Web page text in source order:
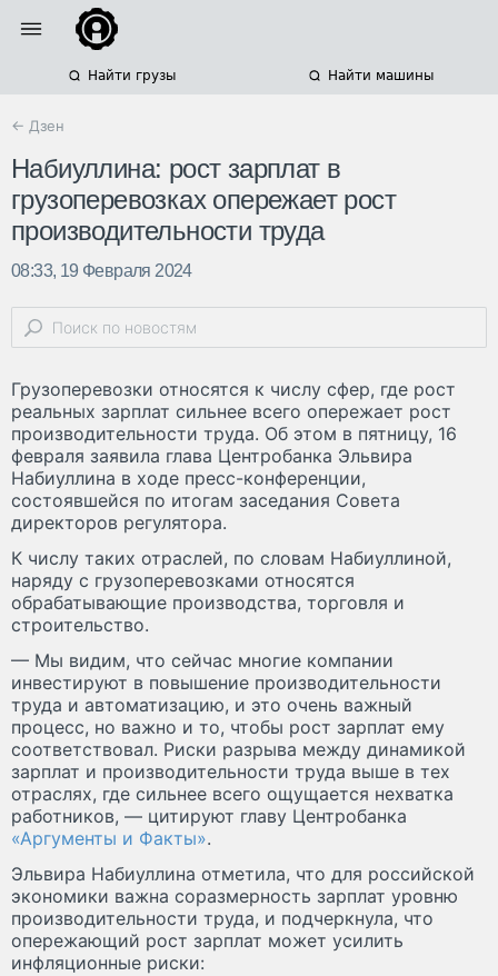
Найти грузы Найти машины
← Дзен
Набиуллина: рост зарплат в
грузоперевозках опережает рост
производительности труда
08:33, 19 Февраля 2024
Грузоперевозки относятся к числу сфер, где рост
реальных зарплат сильнее всего опережает рост
производительности труда. Об этом в пятницу, 16
февраля заявила глава Центробанка Эльвира
Набиуллина в ходе пресс-конференции,
состоявшейся по итогам заседания Совета
директоров регулятора.
К числу таких отраслей, по словам Набиуллиной,
наряду с грузоперевозками относятся
обрабатывающие производства, торговля и
строительство.
— Мы видим, что сейчас многие компании
инвестируют в повышение производительности
труда и автоматизацию, и это очень важный
процесс, но важно и то, чтобы рост зарплат ему
соответствовал. Риски разрыва между динамикой
зарплат и производительности труда выше в тех
отраслях, где сильнее всего ощущается нехватка
работников, — цитируют главу Центробанка
«Аргументы и Факты».
Эльвира Набиуллина отметила, что для российской
экономики важна соразмерность зарплат уровню
производительности труда, и подчеркнула, что
опережающий рост зарплат может усилить
инфляционные риски: